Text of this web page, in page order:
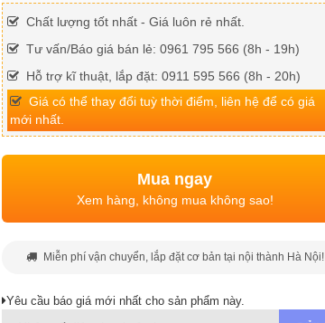
Chất lượng tốt nhất - Giá luôn rẻ nhất.
Tư vấn/Báo giá bán lẻ: 0961 795 566 (8h - 19h)
Hỗ trợ kĩ thuật, lắp đặt: 0911 595 566 (8h - 20h)
Giá có thể thay đổi tuỳ thời điểm, liên hệ để có giá
mới nhất.
Mua ngay
Xem hàng, không mua không sao!
Miễn phí vận chuyển, lắp đặt cơ bản tại nội thành Hà Nội!
Yêu cầu báo giá mới nhất cho sản phẩm này.